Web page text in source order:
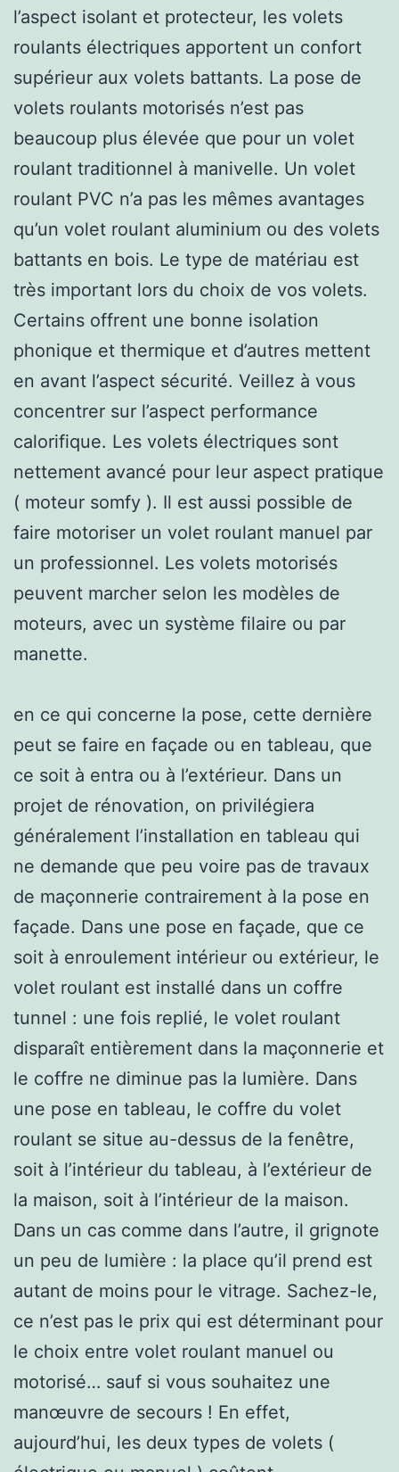
l’aspect isolant et protecteur, les volets
roulants électriques apportent un confort
supérieur aux volets battants. La pose de
volets roulants motorisés n’est pas
beaucoup plus élevée que pour un volet
roulant traditionnel à manivelle. Un volet
roulant PVC n’a pas les mêmes avantages
qu’un volet roulant aluminium ou des volets
battants en bois. Le type de matériau est
très important lors du choix de vos volets.
Certains offrent une bonne isolation
phonique et thermique et d’autres mettent
en avant l’aspect sécurité. Veillez à vous
concentrer sur l’aspect performance
calorifique. Les volets électriques sont
nettement avancé pour leur aspect pratique
( moteur somfy ). Il est aussi possible de
faire motoriser un volet roulant manuel par
un professionnel. Les volets motorisés
peuvent marcher selon les modèles de
moteurs, avec un système filaire ou par
manette.
en ce qui concerne la pose, cette dernière
peut se faire en façade ou en tableau, que
ce soit à entra ou à l’extérieur. Dans un
projet de rénovation, on privilégiera
généralement l’installation en tableau qui
ne demande que peu voire pas de travaux
de maçonnerie contrairement à la pose en
façade. Dans une pose en façade, que ce
soit à enroulement intérieur ou extérieur, le
volet roulant est installé dans un coffre
tunnel : une fois replié, le volet roulant
disparaît entièrement dans la maçonnerie et
le coffre ne diminue pas la lumière. Dans
une pose en tableau, le coffre du volet
roulant se situe au-dessus de la fenêtre,
soit à l’intérieur du tableau, à l’extérieur de
la maison, soit à l’intérieur de la maison.
Dans un cas comme dans l’autre, il grignote
un peu de lumière : la place qu’il prend est
autant de moins pour le vitrage. Sachez-le,
ce n’est pas le prix qui est déterminant pour
le choix entre volet roulant manuel ou
motorisé… sauf si vous souhaitez une
manœuvre de secours ! En effet,
aujourd’hui, les deux types de volets (